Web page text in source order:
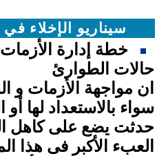
سيناريو الإخلاء
خطة إدارة الأزمات
حالات الطوارئ
ان مواجهة الأزمات و
سواء بالاستعداد لها أو
حدثت يضع على كاهل
العبء الأكبر فى هذا